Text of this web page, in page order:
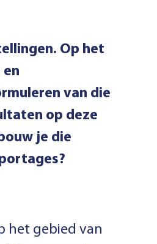
Op het
van die
op deze
je die
het gebied van